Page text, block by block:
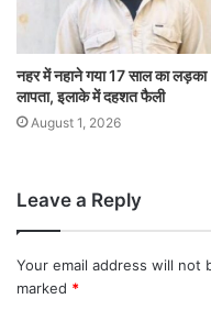
नहर में नहाने गया 17 साल का लड़का
लापता, इलाके में दहशत फैली
August 1, 2026
Leave a Reply
Your email address will not
marked *